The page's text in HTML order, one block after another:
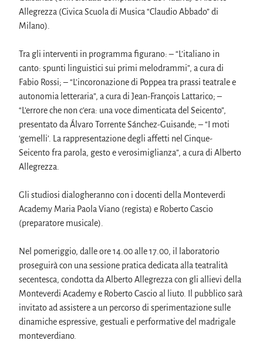
Allegrezza (Civica Scuola di Musica “Claudio Abbado” di
Milano).
Tra gli interventi in programma figurano: – “L’italiano in
canto: spunti linguistici sui primi melodrammi”, a cura di
Fabio Rossi; – “L’incoronazione di Poppea tra prassi teatrale e
autonomia letteraria”, a cura di Jean-François Lattarico; –
“L’errore che non c’era: una voce dimenticata del Seicento”,
presentato da Álvaro Torrente Sánchez-Guisande; – “I moti
‘gemelli’. La rappresentazione degli affetti nel Cinque-
Seicento fra parola, gesto e verosimiglianza”, a cura di Alberto
Allegrezza.
Gli studiosi dialogheranno con i docenti della Monteverdi
Academy Maria Paola Viano (regista) e Roberto Cascio
(preparatore musicale).
Nel pomeriggio, dalle ore 14.00 alle 17.00, il laboratorio
proseguirà con una sessione pratica dedicata alla teatralità
secentesca, condotta da Alberto Allegrezza con gli allievi della
Monteverdi Academy e Roberto Cascio al liuto. Il pubblico sarà
invitato ad assistere a un percorso di sperimentazione sulle
dinamiche espressive, gestuali e performative del madrigale
monteverdiano.